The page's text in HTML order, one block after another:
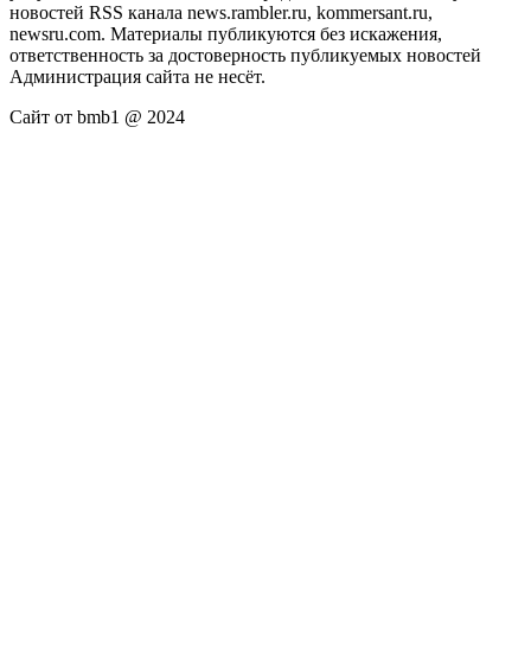
новостей RSS канала news.rambler.ru, kommersant.ru,
newsru.com. Материалы публикуются без искажения,
ответственность за достоверность публикуемых новостей
Администрация сайта не несёт.
Сайт от bmb1 @ 2024